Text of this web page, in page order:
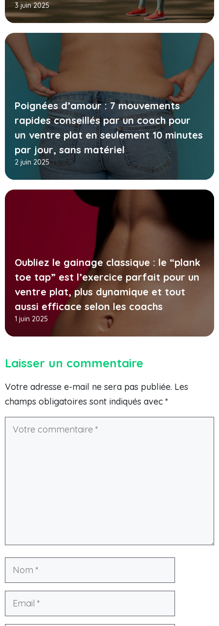
3 juin 2025
Poignées d’amour : 7 mouvements
rapides conseillés par un coach pour
un ventre plat en seulement 10 minutes
par jour, sans matériel
2 juin 2025
Oubliez le gainage classique : le “plank
toe tap” est l’exercice parfait pour un
ventre plat, plus dynamique et tout
aussi efficace selon les coachs
1 juin 2025
Laisser un commentaire
Votre adresse e-mail ne sera pas publiée. Les
champs obligatoires sont indiqués avec *